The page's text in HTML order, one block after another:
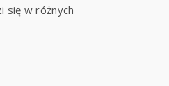
się w różnych